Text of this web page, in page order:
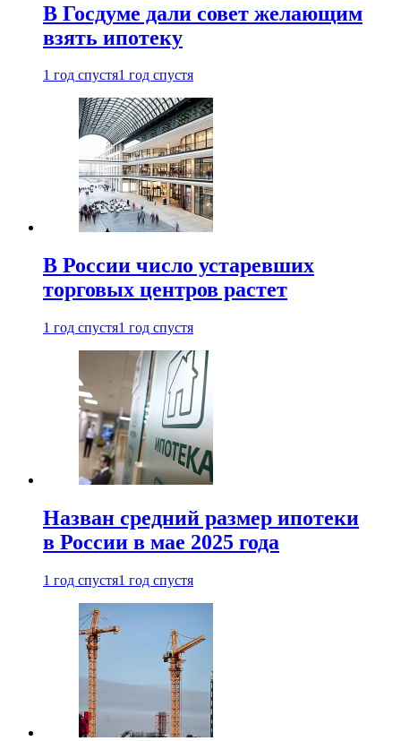
В Госдуме дали совет желающим
взять ипотеку
1 год спустя1 год спустя
В России число устаревших
торговых центров растет
1 год спустя1 год спустя
Назван средний размер ипотеки
в России в мае 2025 года
1 год спустя1 год спустя